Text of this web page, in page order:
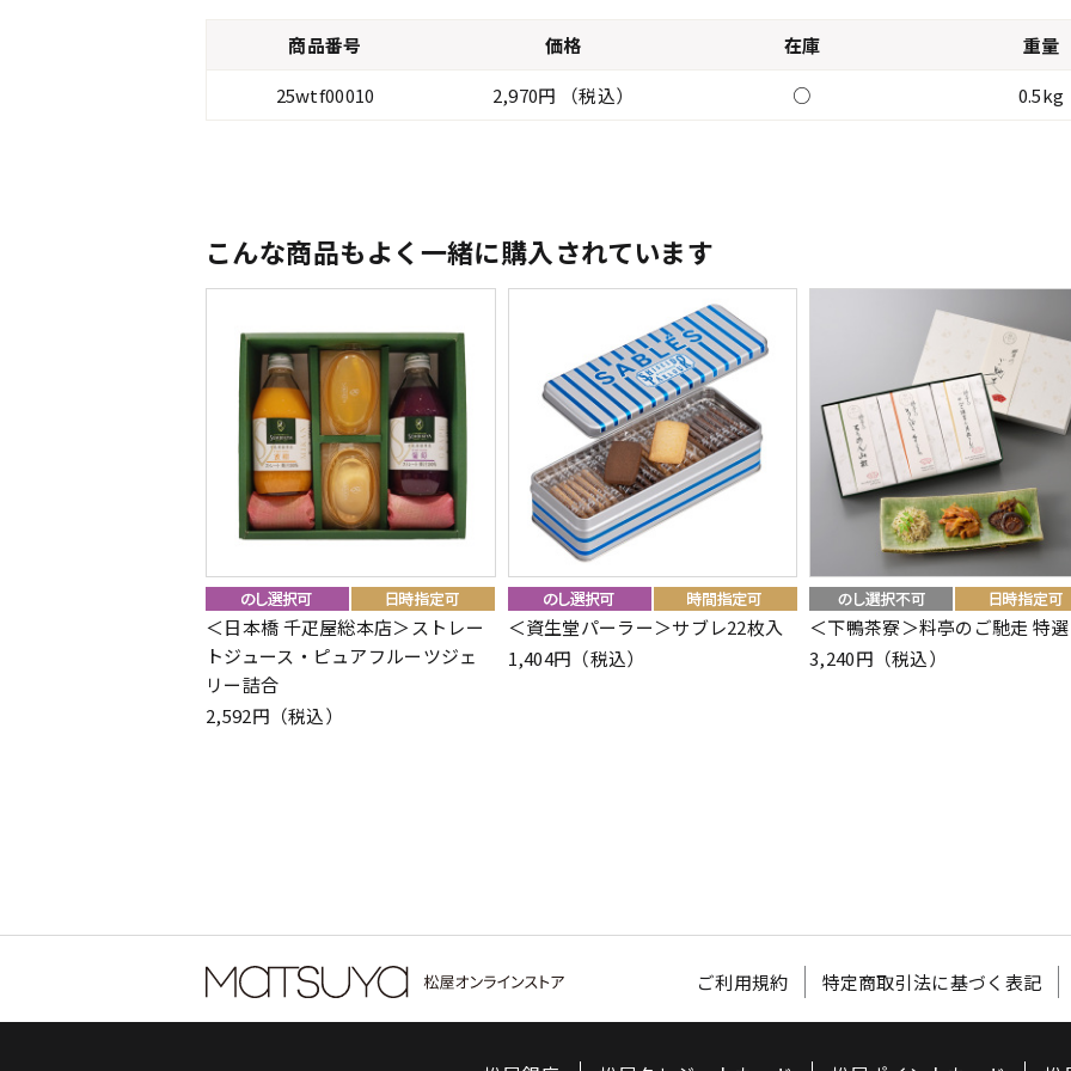
商品番号 価格 在庫
重量
25wtf00010
2,970円 （税込） ○ 0.5kg
こんな商品もよく一緒に購入されています
＜日本橋 千疋屋総本店＞ストレー
トジュース・ピュアフルーツジェ
リー詰合
2,592円（税込）
＜資生堂パーラー＞サブレ22枚入
1,404円（税込）
＜下鴨茶寮＞料亭のご馳走 特選
3,240円（税込）
ご利用規約 特定商取引法に基づく表記